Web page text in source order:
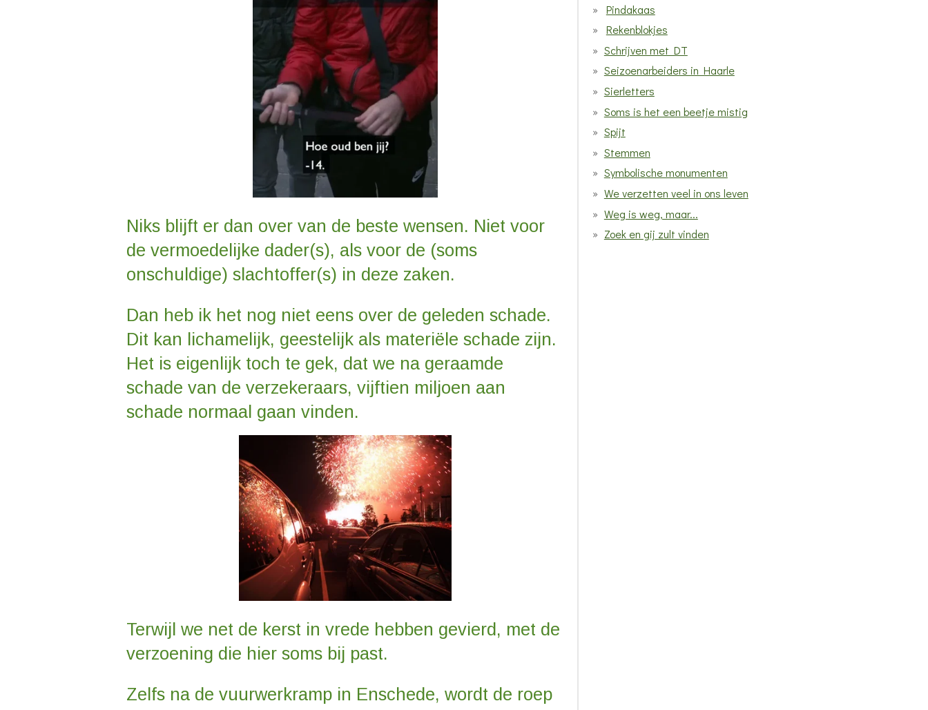
Niks blijft er dan over van de beste wensen. Niet voor
de vermoedelijke dader(s), als voor de (soms
onschuldige) slachtoffer(s) in deze zaken.
Dan heb ik het nog niet eens over de geleden schade.
Dit kan lichamelijk, geestelijk als materiële schade zijn.
Het is eigenlijk toch te gek, dat we na geraamde
schade van de verzekeraars, vijftien miljoen aan
schade normaal gaan vinden.
Terwijl we net de kerst in vrede hebben gevierd, met de
verzoening die hier soms bij past.
Zelfs na de vuurwerkramp in Enschede, wordt de roep
Pindakaas
Rekenblokjes
Schrijven met DT
Seizoenarbeiders in Haarle
Sierletters
Soms is het een beetje mistig
Spijt
Stemmen
Symbolische monumenten
We verzetten veel in ons leven
Weg is weg, maar...
Zoek en gij zult vinden